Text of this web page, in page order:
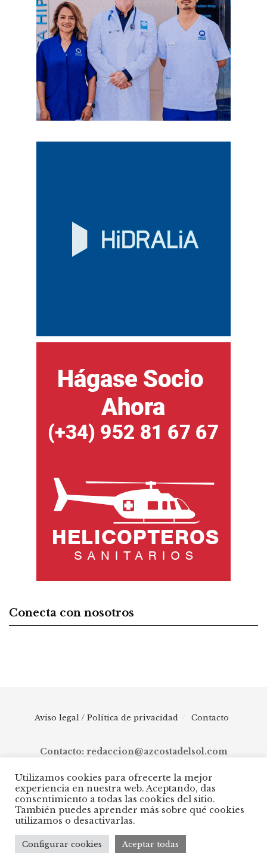
Conecta con nosotros
Aviso legal / Política de privacidad Contacto
Contacto: redaccion@azcostadelsol.com
© 2025 AZ Costa del Sol - Diario digital de Málaga capital hasta
Manilva, pasando por Torremolinos, Benalmádena, Fuengirola,
Mijas, Ojén, Marbella, Istán, Benahavís, Estepona y Casares.
Utilizamos cookies para ofrecerte la mejor
experiencia en nuestra web. Aceptando, das
consentimiento a todas las cookies del sitio.
También puedes aprender más sobre qué cookies
utilizamos o desactivarlas.
Configurar cookies Aceptar todas